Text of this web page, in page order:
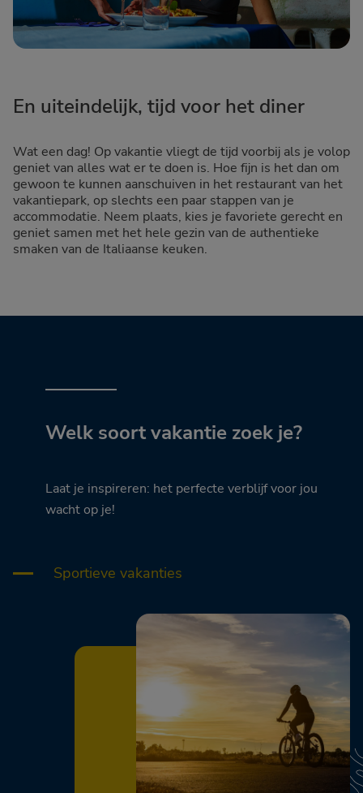
En uiteindelijk, tijd voor het diner
Wat een dag! Op vakantie vliegt de tijd voorbij als je volop
geniet van alles wat er te doen is. Hoe fijn is het dan om
gewoon te kunnen aanschuiven in het restaurant van het
vakantiepark, op slechts een paar stappen van je
accommodatie. Neem plaats, kies je favoriete gerecht en
geniet samen met het hele gezin van de authentieke
smaken van de Italiaanse keuken.
Welk soort vakantie zoek je?
Laat je inspireren: het perfecte verblijf voor jou
wacht op je!
Sportieve vakanties